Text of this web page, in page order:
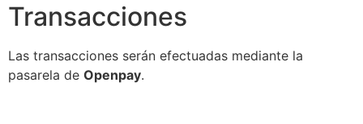
Transacciones
Las transacciones serán efectuadas mediante la
pasarela de Openpay.